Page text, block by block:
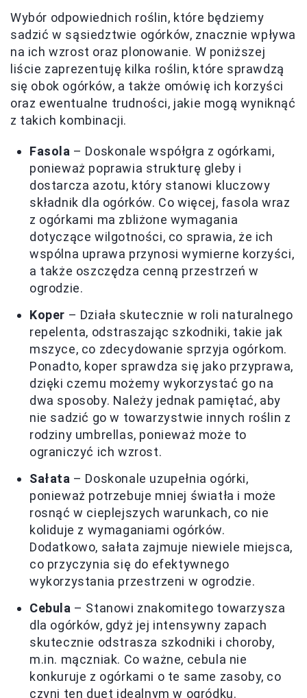
Wybór odpowiednich roślin, które będziemy
sadzić w sąsiedztwie ogórków, znacznie wpływa
na ich wzrost oraz plonowanie. W poniższej
liście zaprezentuję kilka roślin, które sprawdzą
się obok ogórków, a także omówię ich korzyści
oraz ewentualne trudności, jakie mogą wyniknąć
z takich kombinacji.
Fasola – Doskonale współgra z ogórkami,
ponieważ poprawia strukturę gleby i
dostarcza azotu, który stanowi kluczowy
składnik dla ogórków. Co więcej, fasola wraz
z ogórkami ma zbliżone wymagania
dotyczące wilgotności, co sprawia, że ich
wspólna uprawa przynosi wymierne korzyści,
a także oszczędza cenną przestrzeń w
ogrodzie.
Koper – Działa skutecznie w roli naturalnego
repelenta, odstraszając szkodniki, takie jak
mszyce, co zdecydowanie sprzyja ogórkom.
Ponadto, koper sprawdza się jako przyprawa,
dzięki czemu możemy wykorzystać go na
dwa sposoby. Należy jednak pamiętać, aby
nie sadzić go w towarzystwie innych roślin z
rodziny umbrellas, ponieważ może to
ograniczyć ich wzrost.
Sałata – Doskonale uzupełnia ogórki,
ponieważ potrzebuje mniej światła i może
rosnąć w cieplejszych warunkach, co nie
koliduje z wymaganiami ogórków.
Dodatkowo, sałata zajmuje niewiele miejsca,
co przyczynia się do efektywnego
wykorzystania przestrzeni w ogrodzie.
Cebula – Stanowi znakomitego towarzysza
dla ogórków, gdyż jej intensywny zapach
skutecznie odstrasza szkodniki i choroby,
m.in. mączniak. Co ważne, cebula nie
konkuruje z ogórkami o te same zasoby, co
czyni ten duet idealnym w ogródku.